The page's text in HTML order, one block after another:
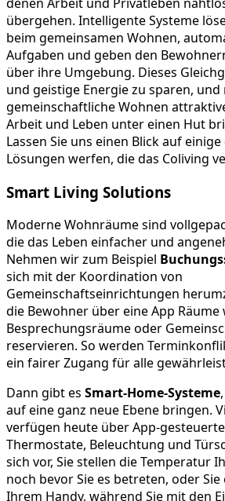
übergehen. Intelligente Systeme
beim gemeinsamen Wohnen,
Aufgaben und geben den
über ihre Umgebung. Dieses
und geistige Energie zu sparen, und
gemeinschaftliche Wohnen
Arbeit und Leben unter einen Hut
Lassen Sie uns einen Blick auf
Lösungen werfen, die das Coliving
Smart Living Solutions
Moderne Wohnräume sind
die das Leben einfacher und
Nehmen wir zum Beispiel
sich mit der Koordination von
Gemeinschaftseinrichtungen
die Bewohner über eine App Räume
Besprechungsräume oder
reservieren. So werden
ein fairer Zugang für alle
Dann gibt es Smart-Home-Systeme
auf eine ganz neue Ebene bringen.
verfügen heute über App-
Thermostate, Beleuchtung und
sich vor, Sie stellen die Temperatur
noch bevor Sie es betreten, oder
Ihrem Handy, während Sie mit den